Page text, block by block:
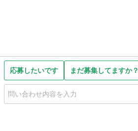
応募したいです まだ募集してますか？